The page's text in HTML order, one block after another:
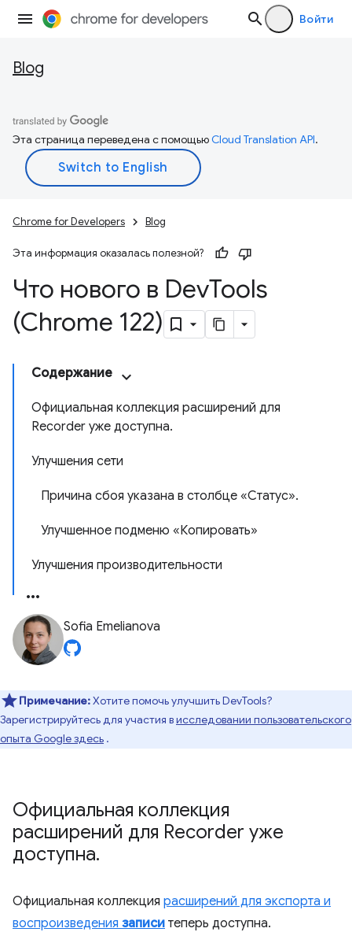
Войти
Blog
Эта страница переведена с помощьюCloud Translation API.
Chrome for Developers Blog
Эта информация оказалась полезной?
Что нового в DevTools
(Chrome 122)
Содержание
Официальная коллекция расширений для
Recorder уже доступна.
Улучшения сети
Причина сбоя указана в столбце «Статус».
Улучшенное подменю «Копировать»
Улучшения производительности
Sofia Emelianova
Примечание:Хотите помочь улучшить DevTools?
Зарегистрируйтесь для участия висследовании пользовательского
опыта Google здесь .
Официальная коллекция
расширений для Recorder уже
доступна.
Официальная коллекция расширений для экспорта и
воспроизведения записи теперь доступна.